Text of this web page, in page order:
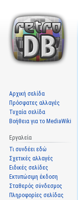
Αρχική σελίδα
Πρόσφατες αλλαγές
Τυχαία σελίδα
Βοήθεια για το MediaWiki
Εργαλεία
Τι συνδέει εδώ
Σχετικές αλλαγές
Ειδικές σελίδες
Εκτυπώσιμη έκδοση
Σταθερός σύνδεσμος
Πληροφορίες σελίδας